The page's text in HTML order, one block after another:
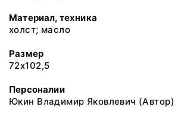
Материал, техника
холст; масло
Размер
72x102,5
Персоналии
Юкин Владимир Яковлевич (Автор)